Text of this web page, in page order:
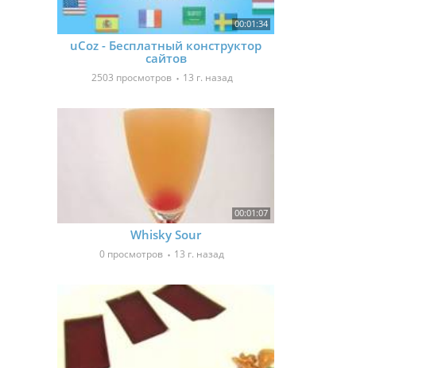
00:01:34
uCoz - Бесплатный конструктор
сайтов
2503 просмотров 13 г. назад
00:01:07
Whisky Sour
0 просмотров 13 г. назад